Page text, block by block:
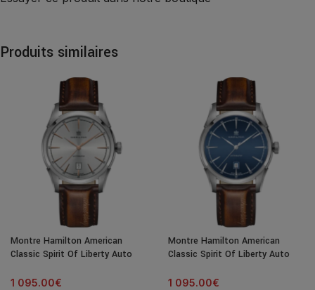
Produits similaires
Montre Hamilton American
Classic Spirit Of Liberty Auto
42MM
1 095.00€
Montre Hamilton American
Classic Spirit Of Liberty Auto
1 095.00€